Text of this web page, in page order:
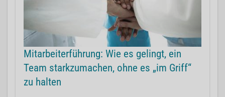
Mitarbeiterführung: Wie es gelingt, ein
Team starkzumachen, ohne es „im Griff“
zu halten